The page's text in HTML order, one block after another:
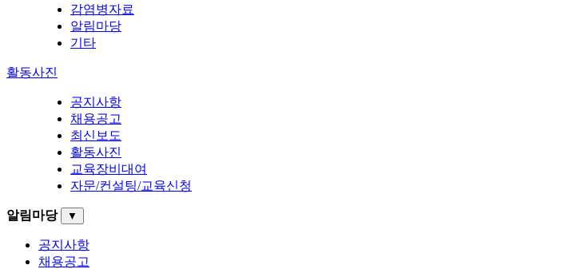
감염병자료
알림마당
기타
활동사진
공지사항
채용공고
최신보도
활동사진
교육장비대여
자문/컨설팅/교육신청
알림마당 ▼
공지사항
채용공고